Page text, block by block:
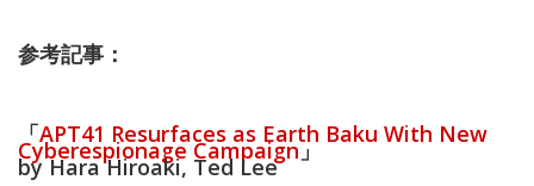
参考記事：
「APT41 Resurfaces as Earth Baku With New
Cyberespionage Campaign」
by Hara Hiroaki, Ted Lee